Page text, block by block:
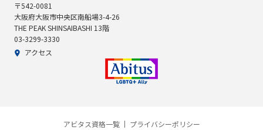
〒542-0081
大阪府大阪市中央区南船場3-4-26
THE PEAK SHINSAIBASHI 13階
03-3299-3330
アクセス
アビタス資格一覧 プライバシーポリシー